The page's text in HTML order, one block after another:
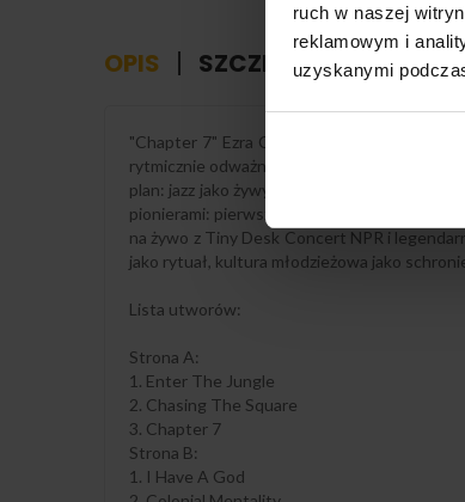
ruch w naszej
reklamowym i
uzyskanymi
OPIS SZCZEGÓŁY
"Chapter 7" Ezra Collective, świętujący w
rytmicznie odważny i oddany społeczności
plan: jazz jako żywy wyraz własnego
pionierami: pierwszym brytyjskim zespołem
na żywo z Tiny Desk Concert NPR i
jako rytuał, kultura młodzieżowa jako
Lista utworów:
Strona A:
1. Enter The Jungle
2. Chasing The Square
3. Chapter 7
Strona B:
1. I Have A God